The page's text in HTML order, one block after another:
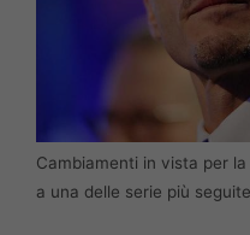
Cambiamenti in vista per
a una delle serie più